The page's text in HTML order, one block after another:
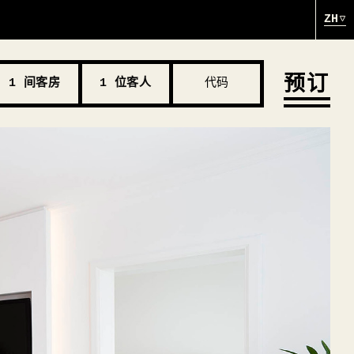
ZH
1 间客房 1 位客人 代码 预订